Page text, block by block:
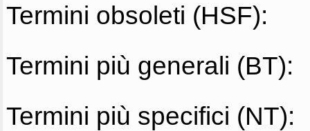
Termini obsoleti (HSF):
Termini più generali (BT):
Termini più specifici (NT):